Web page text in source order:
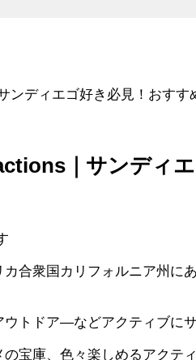
ンディエゴ好き必見！おすす
｜サンディ
合衆国カリフォルニア州
トドア―などアクティブに
宝庫、色々楽しめるアクテ